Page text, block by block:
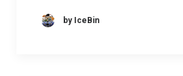
by IceBin